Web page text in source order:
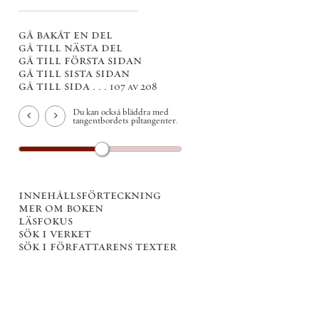
gå bakåt en del
gå till nästa del
gå till första sidan
gå till sista sidan
gå till sida . . . 107 av 208
Du kan också bläddra med
tangentbordets piltangenter.
innehållsförteckning
mer om boken
läsfokus
sök i verket
sök i författarens texter